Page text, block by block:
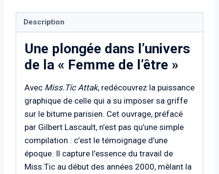
Urbaine
Description
Une plongée dans l’univers
de la « Femme de l’être »
Avec Miss.Tic Attak, redécouvrez la puissance
graphique de celle qui a su imposer sa griffe
sur le bitume parisien. Cet ouvrage, préfacé
par Gilbert Lascault, n’est pas qu’une simple
compilation : c’est le témoignage d’une
époque. Il capture l’essence du travail de
Miss.Tic au début des années 2000, mêlant la